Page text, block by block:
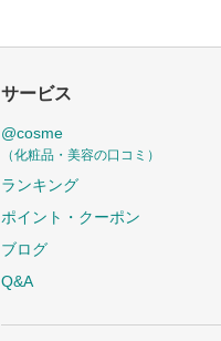
サービス
@cosme
（化粧品・美容の口コミ）
ランキング
ポイント・クーポン
ブログ
Q&A